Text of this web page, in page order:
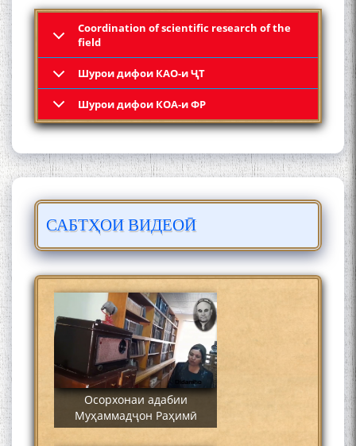
Coordination of scientific research of the
field
Шурои дифои КАО-и ҶТ
Шурои дифои КОА-и ФР
САБТҲОИ ВИДЕОӢ
Кадамчо Худои Шарифзода
Сайре дар Осорхона
Муҳаммадҷон Раҳимӣ
Осорхонаи адабии
Муҳаммадҷон Раҳимӣ